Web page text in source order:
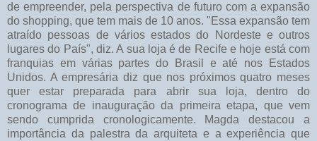
de empreender, pela perspectiva de futuro com a expansão
do shopping, que tem mais de 10 anos. "Essa expansão tem
atraído pessoas de vários estados do Nordeste e outros
lugares do País", diz. A sua loja é de Recife e hoje está com
franquias em várias partes do Brasil e até nos Estados
Unidos. A empresária diz que nos próximos quatro meses
quer estar preparada para abrir sua loja, dentro do
cronograma de inauguração da primeira etapa, que vem
sendo cumprida cronologicamente. Magda destacou a
importância da palestra da arquiteta e a experiência que